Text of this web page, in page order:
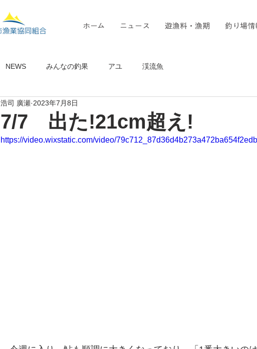
ホーム ニュース 遊漁料・漁期 釣り場情
NEWS みんなの釣果 アユ 渓流魚
7/7 出た!21cm超え!
浩司 廣瀬 2023年7月8日
https://video.wixstatic.com/video/